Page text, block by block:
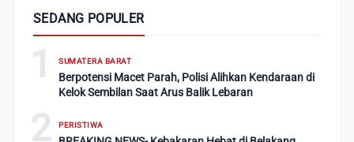
SEDANG POPULER
1 SUMATERA BARAT
Berpotensi Macet Parah, Polisi Alihkan Kendaraan di
Kelok Sembilan Saat Arus Balik Lebaran
2 PERISTIWA